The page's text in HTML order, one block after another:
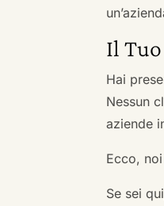
Il
Hai
Nessun
aziende
Ecco,
Se sei